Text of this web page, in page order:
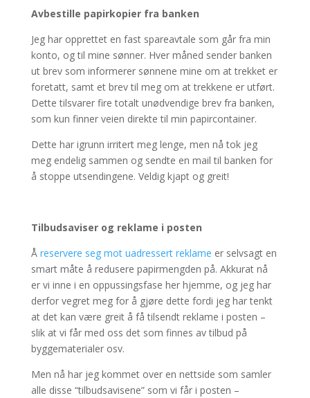
Avbestille papirkopier fra banken
Jeg har opprettet en fast spareavtale som går fra min
konto, og til mine sønner. Hver måned sender banken
ut brev som informerer sønnene mine om at trekket er
foretatt, samt et brev til meg om at trekkene er utført.
Dette tilsvarer fire totalt unødvendige brev fra banken,
som kun finner veien direkte til min papircontainer.
Dette har igrunn irritert meg lenge, men nå tok jeg
meg endelig sammen og sendte en mail til banken for
å stoppe utsendingene. Veldig kjapt og greit!
Tilbudsaviser og reklame i posten
Å reservere seg mot uadressert reklame er selvsagt en
smart måte å redusere papirmengden på. Akkurat nå
er vi inne i en oppussingsfase her hjemme, og jeg har
derfor vegret meg for å gjøre dette fordi jeg har tenkt
at det kan være greit å få tilsendt reklame i posten –
slik at vi får med oss det som finnes av tilbud på
byggematerialer osv.
Men nå har jeg kommet over en nettside som samler
alle disse “tilbudsavisene” som vi får i posten –